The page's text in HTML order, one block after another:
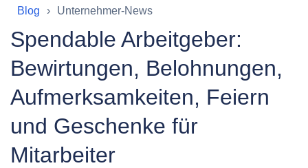
Blog Unternehmer-News
Spendable Arbeitgeber:
Bewirtungen, Belohnungen,
Aufmerksamkeiten, Feiern
und Geschenke für
Mitarbeiter